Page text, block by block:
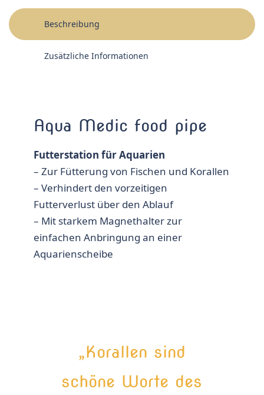
Beschreibung
Zusätzliche Informationen
Aqua Medic food pipe
Futterstation für Aquarien
– Zur Fütterung von Fischen und Korallen
– Verhindert den vorzeitigen
Futterverlust über den Ablauf
– Mit starkem Magnethalter zur
einfachen Anbringung an einer
Aquarienscheibe
„Korallen sind
schöne Worte des